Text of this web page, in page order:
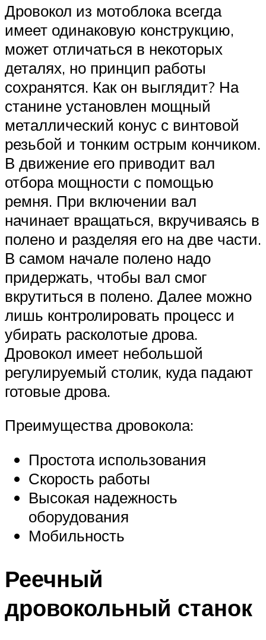
Дровокол из мотоблока всегда
имеет одинаковую конструкцию,
может отличаться в некоторых
деталях, но принцип работы
сохранятся. Как он выглядит? На
станине установлен мощный
металлический конус с винтовой
резьбой и тонким острым кончиком.
В движение его приводит вал
отбора мощности с помощью
ремня. При включении вал
начинает вращаться, вкручиваясь в
полено и разделяя его на две части.
В самом начале полено надо
придержать, чтобы вал смог
вкрутиться в полено. Далее можно
лишь контролировать процесс и
убирать расколотые дрова.
Дровокол имеет небольшой
регулируемый столик, куда падают
готовые дрова.
Преимущества дровокола:
Простота использования
Скорость работы
Высокая надежность
оборудования
Мобильность
Реечный
дровокольный станок